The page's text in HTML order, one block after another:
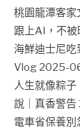
桃園龍潭客家
跟上AI，不被
海鮮迪士尼
Vlog 2025-
人生就像粽
說｜真香警告
電車省保養